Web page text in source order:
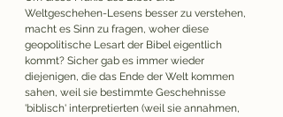
Weltgeschehen-Lesens besser zu verstehen,
macht es Sinn zu fragen, woher diese
geopolitische Lesart der Bibel eigentlich
kommt? Sicher gab es immer wieder
diejenigen, die das Ende der Welt kommen
sahen, weil sie bestimmte Geschehnisse
'biblisch' interpretierten (weil sie annahmen,